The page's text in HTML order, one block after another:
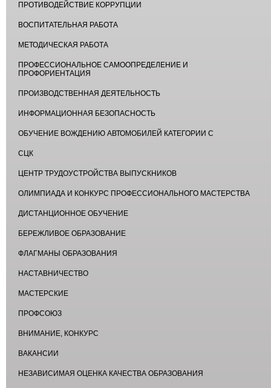
ПРОТИВОДЕЙСТВИЕ КОРРУПЦИИ
ВОСПИТАТЕЛЬНАЯ РАБОТА
МЕТОДИЧЕСКАЯ РАБОТА
ПРОФЕССИОНАЛЬНОЕ САМООПРЕДЕЛЕНИЕ И
ПРОФОРИЕНТАЦИЯ
ПРОИЗВОДСТВЕННАЯ ДЕЯТЕЛЬНОСТЬ
ИНФОРМАЦИОННАЯ БЕЗОПАСНОСТЬ
ОБУЧЕНИЕ ВОЖДЕНИЮ АВТОМОБИЛЕЙ КАТЕГОРИИ С
СЦК
ЦЕНТР ТРУДОУСТРОЙСТВА ВЫПУСКНИКОВ
ОЛИМПИАДА И КОНКУРС ПРОФЕССИОНАЛЬНОГО МАСТЕРСТВА
ДИСТАНЦИОННОЕ ОБУЧЕНИЕ
БЕРЕЖЛИВОЕ ОБРАЗОВАНИЕ
ФЛАГМАНЫ ОБРАЗОВАНИЯ
НАСТАВНИЧЕСТВО
МАСТЕРСКИЕ
ПРОФСОЮЗ
ВНИМАНИЕ, КОНКУРС
ВАКАНСИИ
НЕЗАВИСИМАЯ ОЦЕНКА КАЧЕСТВА ОБРАЗОВАНИЯ